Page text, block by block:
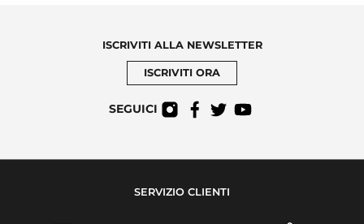
ISCRIVITI ALLA NEWSLETTER
ISCRIVITI ORA
SEGUICI
SERVIZIO CLIENTI